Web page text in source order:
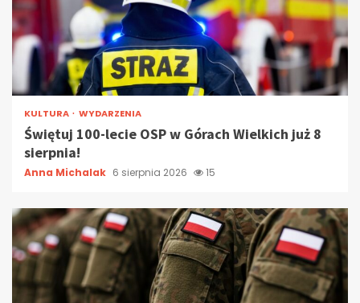
KULTURA WYDARZENIA
Świętuj 100-lecie OSP w Górach Wielkich już 8
sierpnia!
Anna Michalak 6 sierpnia 2026 15